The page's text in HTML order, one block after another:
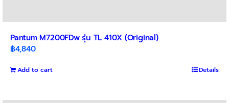
Pantum M7200FDw รุ่น TL 410X (Original)
฿4,840
Add to cart Details